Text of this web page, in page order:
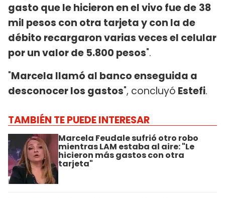
gasto que le hicieron en el vivo fue de 38
mil pesos con otra tarjeta y con la de
débito recargaron varias veces el celular
por un valor de 5.800 pesos".
"Marcela llamó al banco enseguida a
desconocer los gastos", concluyó Estefi.
TAMBIÉN TE PUEDE INTERESAR
Marcela Feudale sufrió otro robo
mientras LAM estaba al aire: "Le
hicieron más gastos con otra
tarjeta"